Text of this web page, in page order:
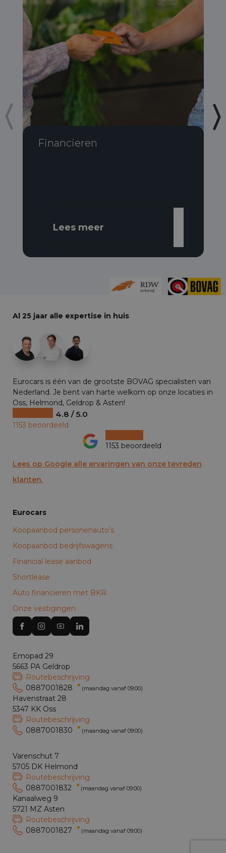
Financieren
Lees meer
Al 25 jaar alle expertise in huis
Eurocars is één van de grootste BOVAG specialisten van
Nederland. Je bent van harte welkom op onze locaties in
Oss, Helmond, Geldrop & Asten!
4.8 / 5.0
1153 beoordeeld
1153 beoordeeld
Lees op Google alle ervaringen van onze tevreden
klanten.
Eurocars
Koopaanbod personenauto’s
Koopaanbod bedrijfswagens
Financial lease aanbod
Shortlease
Auto financieren met BKR
Onze vestigingen
Emopad 29
5663 PA Geldrop
Routebeschrijving
0887001828
(maandag vanaf 09:00)
Havenstraat 28
5347 KK Oss
Routebeschrijving
0887001830
(maandag vanaf 09:00)
Varenschut 7
5705 DK Helmond
Routebeschrijving
0887001832
(maandag vanaf 09:00)
Kanaalweg 9
5721 MZ Asten
Routebeschrijving
0887001827
(maandag vanaf 09:00)